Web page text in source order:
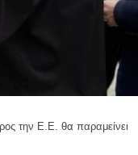
την Ε.Ε. θα παραμείνει